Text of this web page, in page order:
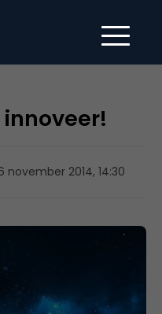
innoveer!
november 2014, 14:30